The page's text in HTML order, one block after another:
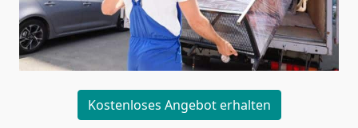
Kostenloses Angebot erhalten